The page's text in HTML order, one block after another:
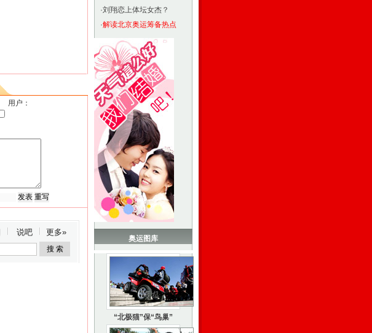
用户：
说吧 更多»
·刘翔恋上体坛女杰？
·解读北京奥运筹备热点
奥运图库
“北极猫”保“鸟巢”